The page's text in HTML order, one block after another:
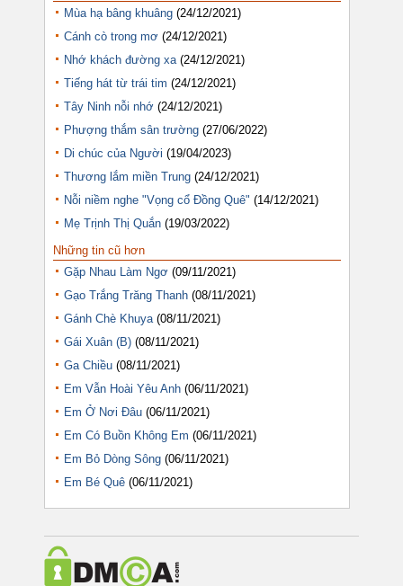
Mùa hạ bâng khuâng (24/12/2021)
Cánh cò trong mơ (24/12/2021)
Nhớ khách đường xa (24/12/2021)
Tiếng hát từ trái tim (24/12/2021)
Tây Ninh nỗi nhớ (24/12/2021)
Phượng thắm sân trường (27/06/2022)
Di chúc của Người (19/04/2023)
Thương lắm miền Trung (24/12/2021)
Nỗi niềm nghe "Vọng cổ Đồng Quê" (14/12/2021)
Mẹ Trịnh Thị Quắn (19/03/2022)
Những tin cũ hơn
Gặp Nhau Làm Ngơ (09/11/2021)
Gạo Trắng Trăng Thanh (08/11/2021)
Gánh Chè Khuya (08/11/2021)
Gái Xuân (B) (08/11/2021)
Ga Chiều (08/11/2021)
Em Vẫn Hoài Yêu Anh (06/11/2021)
Em Ở Nơi Đâu (06/11/2021)
Em Có Buồn Không Em (06/11/2021)
Em Bỏ Dòng Sông (06/11/2021)
Em Bé Quê (06/11/2021)